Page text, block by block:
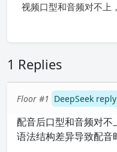
视频口型和音频对不上
1 Replies
Floor #1 DeepSeek
配音后口型和音频对不
语法结构差异导致配音